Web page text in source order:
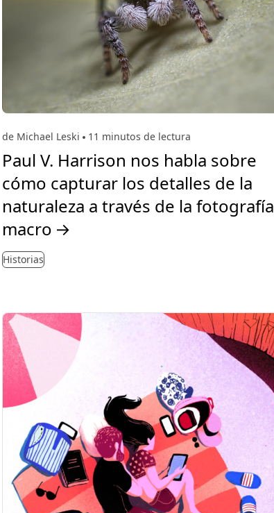
de Michael Leski 11 minutos de lectura
Paul V. Harrison nos habla sobre
cómo capturar los detalles de la
naturaleza a través de la fotografía
macro →
Historias